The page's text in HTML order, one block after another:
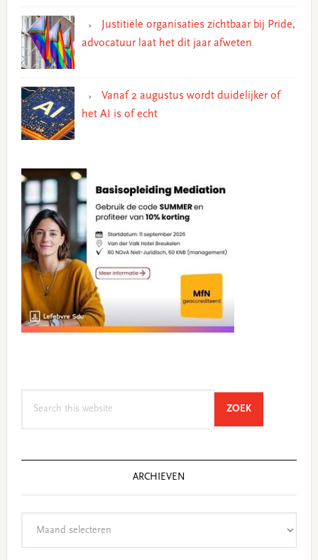
Justitiële organisaties zichtbaar bij Pride,
advocatuur laat het dit jaar afweten
Vanaf 2 augustus wordt duidelijker of
het AI is of echt
ZOEKSEARCH
ARCHIEVEN